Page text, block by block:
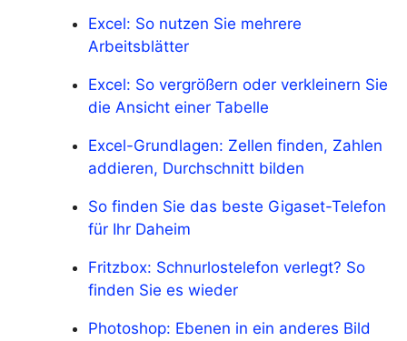
Excel: So nutzen Sie mehrere
Arbeitsblätter
Excel: So vergrößern oder verkleinern Sie
die Ansicht einer Tabelle
Excel-Grundlagen: Zellen finden, Zahlen
addieren, Durchschnitt bilden
So finden Sie das beste Gigaset-Telefon
für Ihr Daheim
Fritzbox: Schnurlostelefon verlegt? So
finden Sie es wieder
Photoshop: Ebenen in ein anderes Bild